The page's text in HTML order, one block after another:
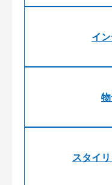
イ
スタイ